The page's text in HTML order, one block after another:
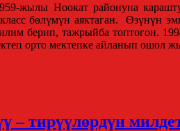
жылы Ноокат районуна
бөлүмүн аяктаган. Өзүнүн
берип, тажрыйба топтогон.
орто мектепке айланып ошол
– тирүүлөрдүн